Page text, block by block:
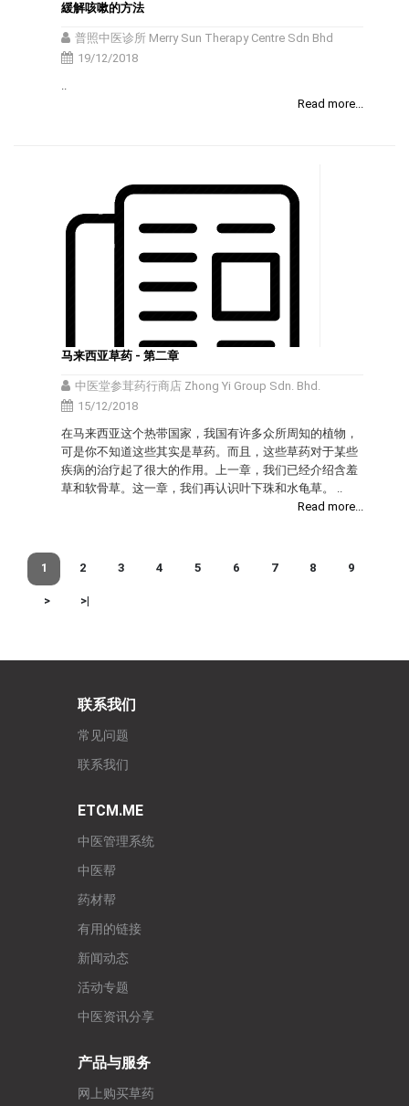
緩解咳嗽的方法
普照中医诊所 Merry Sun Therapy Centre Sdn Bhd
19/12/2018
..
Read more...
马来西亚草药 - 第二章
中医堂参茸药行商店 Zhong Yi Group Sdn. Bhd.
15/12/2018
在马来西亚这个热带国家，我国有许多众所周知的植物，
可是你不知道这些其实是草药。而且，这些草药对于某些
疾病的治疗起了很大的作用。上一章，我们已经介绍含羞
草和软骨草。这一章，我们再认识叶下珠和水龟草。 ..
Read more...
1 2 3 4 5 6 7 8 9
> >|
联系我们
常见问题
联系我们
ETCM.ME
中医管理系统
中医帮
药材帮
有用的链接
新闻动态
活动专题
中医资讯分享
产品与服务
网上购买草药